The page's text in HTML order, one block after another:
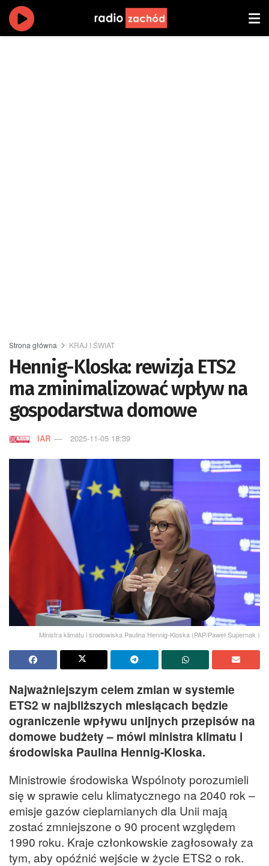
Strona główna KRAJ I ŚWIAT
Hennig-Kloska: rewizja ETS2
ma zminimalizować wpływ na
gospodarstwa domowe
IAR 2025-11-05 18:39
Ministra klimatu i środowiska Paulina Hennig-Kloska (PAP/Paweł Supernak )
Najważniejszym celem zmian w systemie
ETS2 w najbliższych miesiącach będzie
ograniczenie wpływu unijnych przepisów na
domowe budżety – mówi ministra klimatu i
środowiska Paulina Hennig-Kloska.
Ministrowie środowiska Wspólnoty porozumieli
się w sprawie celu klimatycznego na 2040 rok –
emisje gazów cieplarnianych dla Unii mają
zostać zmniejszone o 90 procent względem
1990 roku. Kraje członkowskie zagłosowały za
tym, aby opóźnić wejście w życie ETS2 o rok.